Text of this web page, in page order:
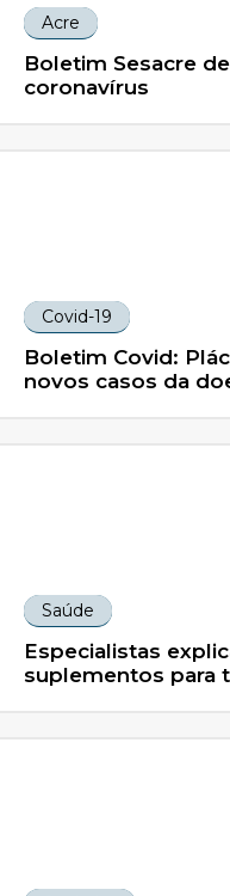
Acre
Boletim Sesacre
coronavírus
Covid-19
Boletim Covid:
novos casos da
Saúde
Especialistas
suplementos para